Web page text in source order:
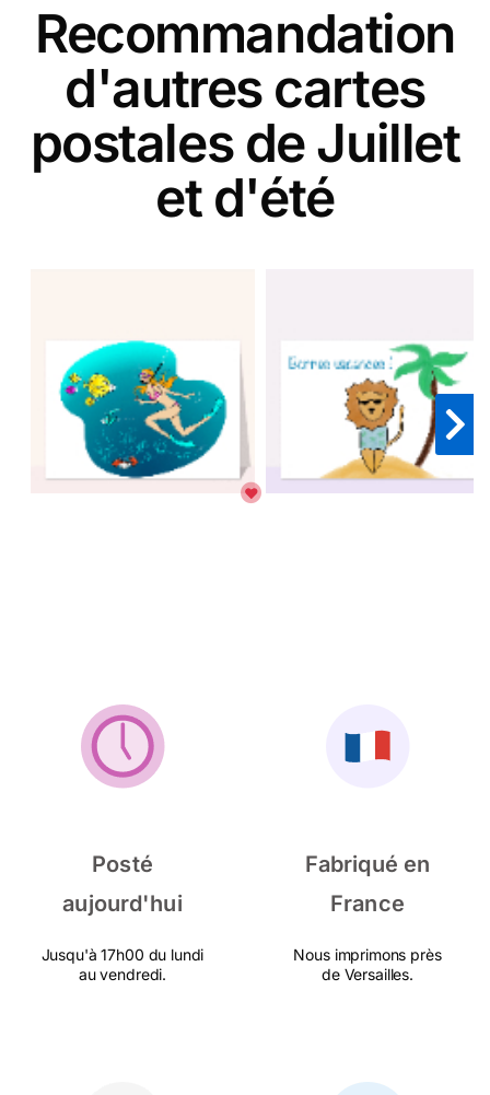
Recommandation
d'autres cartes
postales de Juillet
et d'été
Posté
aujourd'hui
Jusqu'à 17h00 du lundi
au vendredi.
Fabriqué en
France
Nous imprimons près
de Versailles.